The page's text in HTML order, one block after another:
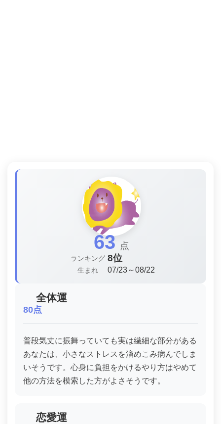
63 点
ランキング 8位
生まれ 07/23～08/22
全体運
80点
普段気丈に振舞っていても実は繊細な部分がある
あなたは、小さなストレスを溜めこみ病んでしま
いそうです。心身に負担をかけるやり方はやめて
他の方法を模索した方がよさそうです。
恋愛運